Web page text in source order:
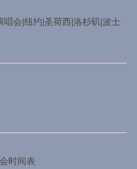
唱会|纽约|圣荷西|洛杉矶|波士
时间表